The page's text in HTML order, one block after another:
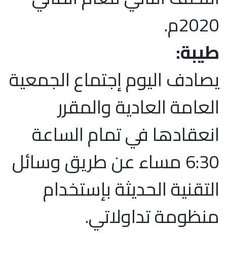
2020م.
طيبة:
يصادف اليوم إجتماع الجمعية
العامة العادية والمقرر
انعقادها في تمام الساعة
6:30 مساء عن طريق وسائل
التقنية الحديثة بإستخدام
منظومة تداولاتي.